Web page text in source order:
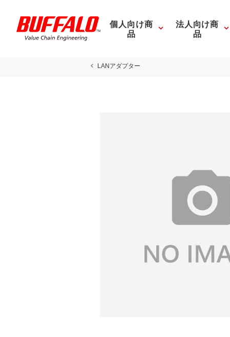
個人向け商
品
法人向け商
品
LANアダプター